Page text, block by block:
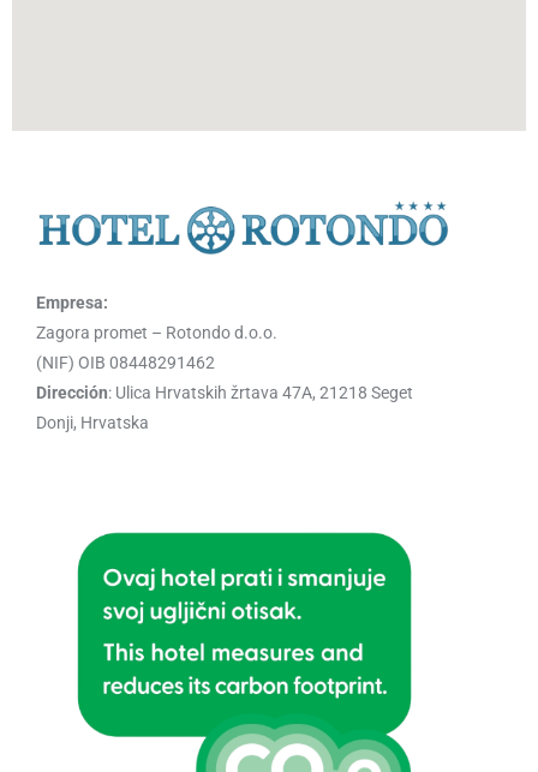
Empresa:
Zagora promet – Rotondo d.o.o.
(NIF) OIB 08448291462
Dirección: Ulica Hrvatskih žrtava 47A, 21218 Seget
Donji, Hrvatska